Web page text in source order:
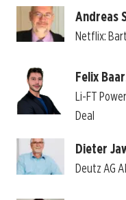
Andreas
Netflix:
Felix
Li-FT
Deal
Dieter
Deutz AG